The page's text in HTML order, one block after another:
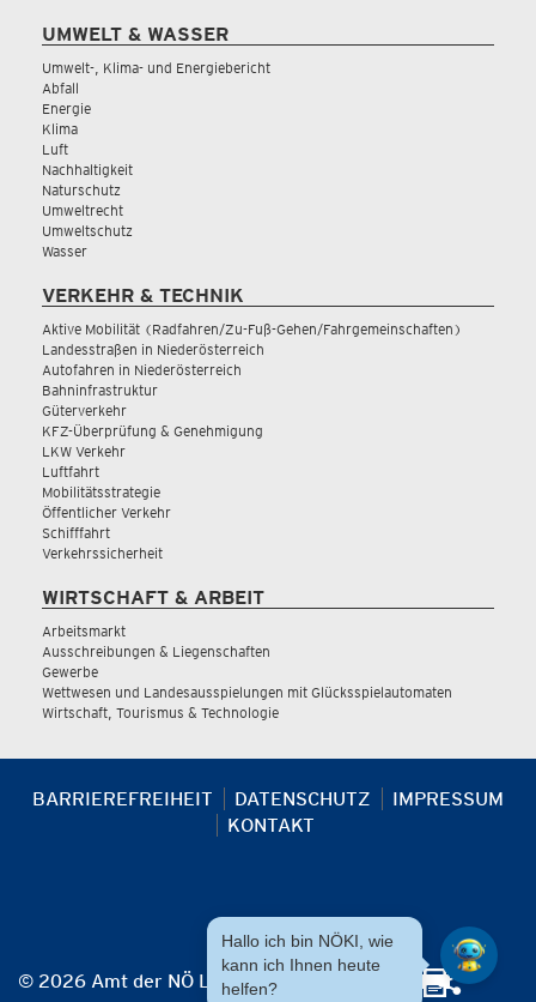
UMWELT & WASSER
Umwelt-, Klima- und Energiebericht
Abfall
Energie
Klima
Luft
Nachhaltigkeit
Naturschutz
Umweltrecht
Umweltschutz
Wasser
VERKEHR & TECHNIK
Aktive Mobilität (Radfahren/Zu-Fuß-Gehen/Fahrgemeinschaften)
Landesstraßen in Niederösterreich
Autofahren in Niederösterreich
Bahninfrastruktur
Güterverkehr
KFZ-Überprüfung & Genehmigung
LKW Verkehr
Luftfahrt
Mobilitätsstrategie
Öffentlicher Verkehr
Schifffahrt
Verkehrssicherheit
WIRTSCHAFT & ARBEIT
Arbeitsmarkt
Ausschreibungen & Liegenschaften
Gewerbe
Wettwesen und Landesausspielungen mit Glücksspielautomaten
Wirtschaft, Tourismus & Technologie
BARRIEREFREIHEIT DATENSCHUTZ
IMPRESSUM
KONTAKT
© 2026 Amt der NÖ Landesregierung
Hallo ich bin NÖKI, wie
kann ich Ihnen heute
helfen?